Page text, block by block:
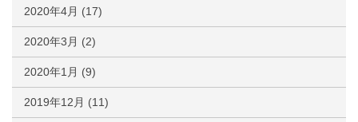
2020年4月 (17)
2020年3月 (2)
2020年1月 (9)
2019年12月 (11)